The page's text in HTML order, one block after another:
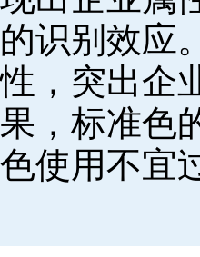
的识别效应
性，突出企
果，标准色
色使用不宜